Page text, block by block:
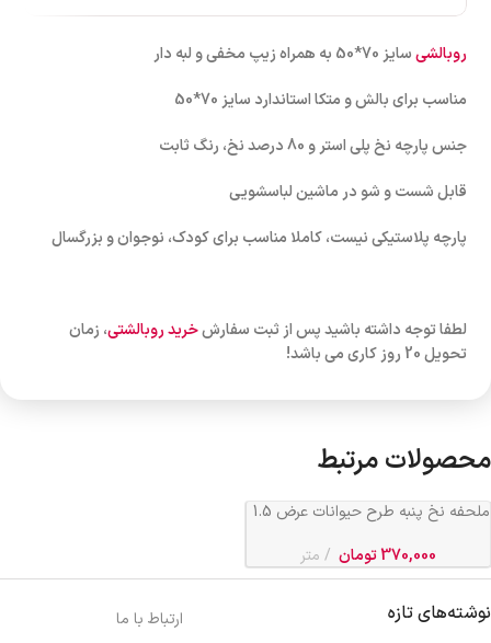
روبالشیسایز 70*50 به همراه زیپ مخفی و لبه دار
مناسب برای بالش و متکا استاندارد سایز 70*50
جنس پارچه نخ پلی استر و 80 درصد نخ، رنگ ثابت
قابل شست و شو در ماشین لباسشویی
پارچه پلاستیکی نیست، کاملا مناسب برای کودک، نوجوان و بزرگسال
لطفا توجه داشته باشید پس از ثبت سفارشخرید روبالشتی، زمان
تحویل 20 روز کاری می باشد!
محصولات مرتبط
ملحفه نخ پنبه طرح حیوانات عرض 1.5
370,000تومان متر
نوشته‌های تازه
ارتباط با ما